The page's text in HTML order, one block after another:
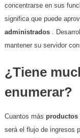
concentrarse en sus
significa que puede
administrados.
mantener su servidor
¿Tiene
enumerar?
Cuantos más productos
será el flujo de ingresos